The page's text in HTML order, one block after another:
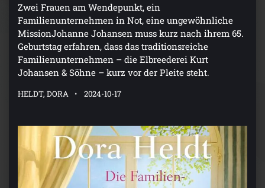
Zwei Frauen am Wendepunkt, ein
Familienunternehmen in Not, eine ungewöhnliche
MissionJohanne Johansen muss kurz nach ihrem 65.
Geburtstag erfahren, dass das traditionsreiche
Familienunternehmen – die Elbreederei Kurt
Johansen & Söhne – kurz vor der Pleite steht.
HELDT, DORA 2024-10-17